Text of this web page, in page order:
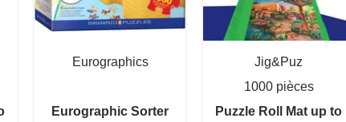
Eurographics
Eurographic Sorter
Jig&Puz
1000 pièces
Puzzle Roll Mat up to